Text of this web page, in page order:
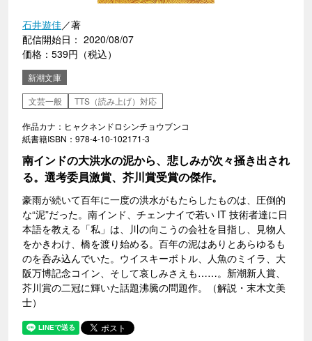
石井遊佳／著
配信開始日： 2020/08/07
価格：539円（税込）
新潮文庫
文芸一般
TTS（読み上げ）対応
作品カナ：ヒャクネンドロシンチョウブンコ
紙書籍ISBN：978-4-10-102171-3
南インドの大洪水の泥から、悲しみが次々掻き出され
る。選考委員激賞、芥川賞受賞の傑作。
豪雨が続いて百年に一度の洪水がもたらしたものは、圧倒的
な“泥”だった。南インド、チェンナイで若い IT 技術者達に日
本語を教える「私」は、川の向こうの会社を目指し、見物人
をかきわけ、橋を渡り始める。百年の泥はありとあらゆるも
のを呑み込んでいた。ウイスキーボトル、人魚のミイラ、大
阪万博記念コイン、そして哀しみさえも……。新潮新人賞、
芥川賞の二冠に輝いた話題沸騰の問題作。（解説・末木文美
士）